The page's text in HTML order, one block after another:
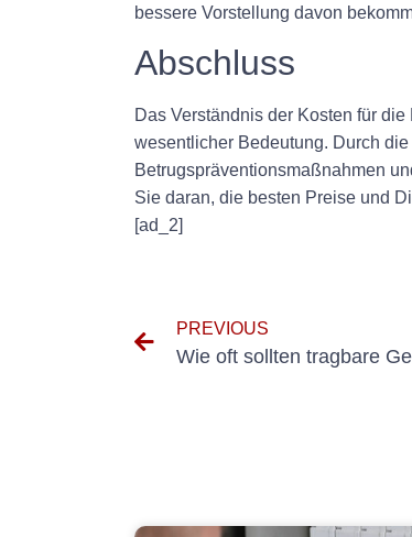
bessere Vorstellung davon
Abschluss
Das Verständnis der Kosten für
wesentlicher Bedeutung. Durch
Betrugspräventionsmaßnahmen
Sie daran, die besten Preise und
[ad_2]
PREVIOUS